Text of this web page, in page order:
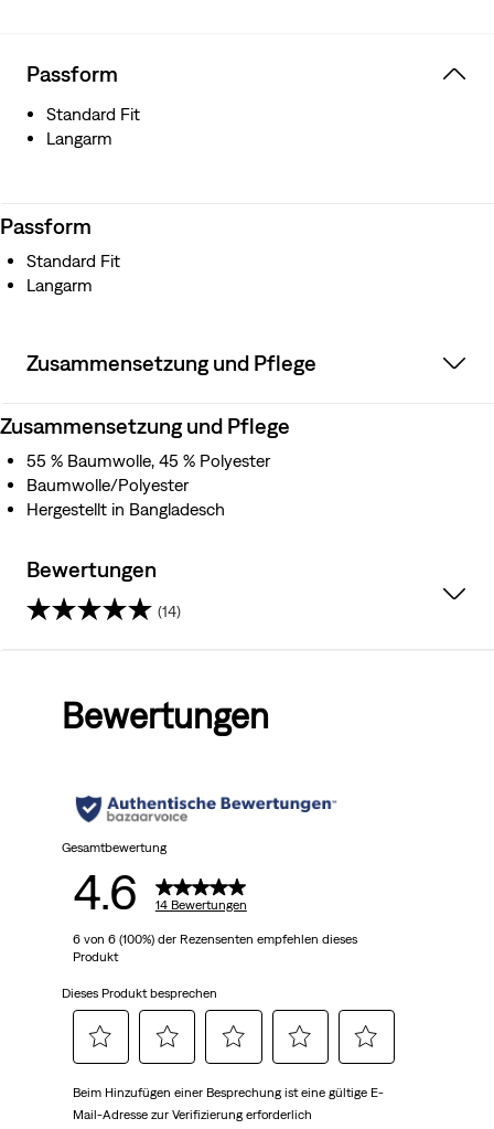
Passform
Standard Fit
Langarm
Passform
Standard Fit
Langarm
Zusammensetzung und Pflege
Zusammensetzung und Pflege
55 % Baumwolle, 45 % Polyester
Baumwolle/Polyester
Hergestellt in Bangladesch
Bewertungen
(14)
Bewertungen
Bewertungen
Gesamtbewertung
4.6 14 Bewertungen
6 von 6 (100%) der Rezensenten empfehlen dieses
Produkt
Dieses Produkt besprechen
Sie
diese
Sie
diese
Sie
diese
Sie
diese
Sie
Beim Hinzufügen einer Besprechung ist eine gültige E-
Mail-Adresse zur Verifizierung erforderlich